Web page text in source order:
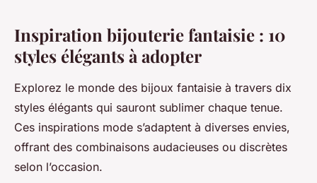
Inspiration bijouterie fantaisie : 10
styles élégants à adopter
Explorez le monde des bijoux fantaisie à travers dix
styles élégants qui sauront sublimer chaque tenue.
Ces inspirations mode s’adaptent à diverses envies,
offrant des combinaisons audacieuses ou discrètes
selon l’occasion.